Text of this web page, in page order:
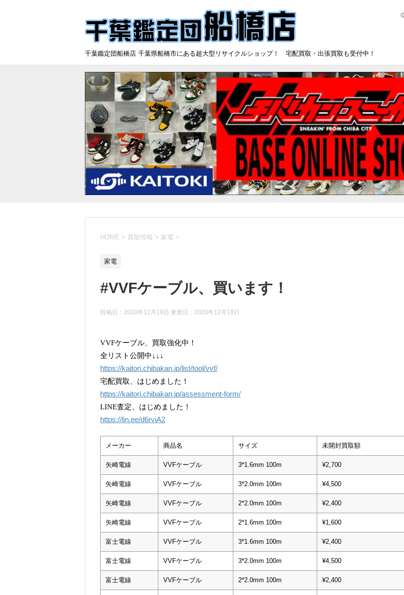
千葉鑑定団船橋店 千葉県船橋市にある超大型リサイクルショップ！ 宅配買取・出張買取も受付中！
HOME > 買取情報 > 家電 >
家電
#VVFケーブル、買います！
投稿日：2020年12月19日 更新日： 2020年12月18日
VVFケーブル、買取強化中！
全リスト公開中↓↓↓
https://kaitori.chibakan.jp/list/tool/vvf/
宅配買取、はじめました！
https://kaitori.chibakan.jp/assessment-form/
LINE査定、はじめました！
https://lin.ee/d6rviA2
メーカー 商品名 サイズ 未開封買取額
矢崎電線 VVFケーブル 3*1.6mm 100m ¥2,700
矢崎電線 VVFケーブル 3*2.0mm 100m ¥4,500
矢崎電線 VVFケーブル 2*2.0mm 100m ¥2,400
矢崎電線 VVFケーブル 2*1.6mm 100m ¥1,600
富士電線 VVFケーブル 3*1.6mm 100m ¥2,400
富士電線 VVFケーブル 3*2.0mm 100m ¥4,500
富士電線 VVFケーブル 2*2.0mm 100m ¥2,400